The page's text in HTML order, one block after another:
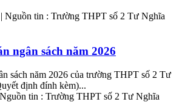
Nguồn tin : Trường THPT số 2 Tư Nghĩa
ngân sách năm 2026
sách năm 2026 của trường THPT số 2 Tư
định đính kèm)...
tin : Trường THPT số 2 Tư Nghĩa